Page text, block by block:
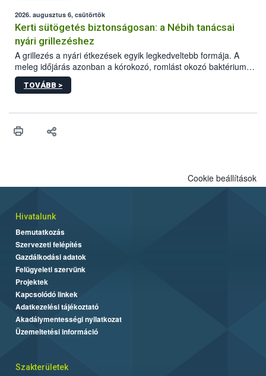
érésű szőlőkben is legyen lehetőség a károsító elleni további
védekezésre. Az Oroganic készítmény kis kiszerelésben kiskerti
felhasználók számára is elérhető és ökológiai termesztésben is
engedélyezett.
2026. augusztus 6, csütörtök
Kerti sütögetés biztonságosan: a Nébih tanácsai
nyári grillezéshez
A grillezés a nyári étkezések egyik legkedveltebb formája. A
meleg időjárás azonban a kórokozó, romlást okozó baktériumok
gyorsabb szaporodásának is kedvez. A szabadtéri sütögetés
ezért nem csupán a megfelelő sütési technikáról szól: legalább
higiéniai szabályok betartása, a megfelelő hőkezelés, valamint a
biztonsági Hivatal (Nébih) Oktatási Programja összegyűjtötte a
TOVÁBB >
Cookie beállítások
Hivatalunk
Bemutatkozás
Szervezeti felépítés
Gazdálkodási adatok
Felügyeleti szervünk
Projektek
Kapcsolódó linkek
Adatkezelési tájékoztató
Akadálymentességi nyilatkozat
Üzemeltetési információ
Szakterületek